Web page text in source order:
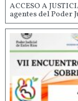
ACCESO A
agentes del Poder